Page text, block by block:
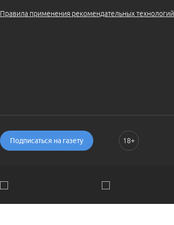
Правила применения рекомендательных технологий
Подписаться на газету 18+